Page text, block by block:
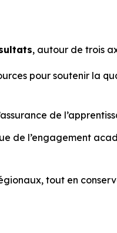
, autour de trois
pour soutenir la
de
de l’engagement
tout en